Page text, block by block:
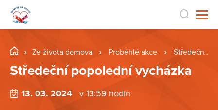
Ze života domova Proběhlé akce Středeční popolední vycházka
Středeční popolední vycházka
13. 03. 2024 v 13:59 hodin